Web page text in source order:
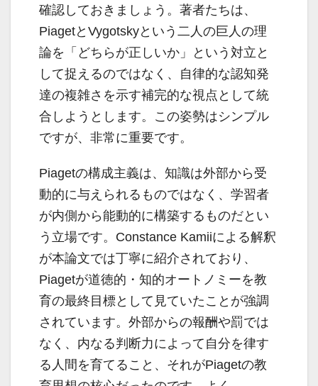
確認しておきましょう。著者たちは、
PiagetとVygotskyという二人の巨人の理
論を「どちらが正しいか」という対立と
して捉えるのではなく、自律的な認知発
達の複雑さを示す補完的な視点として統
合しようとします。この姿勢はシンプル
ですが、非常に重要です。
Piagetの構成主義は、知識は外部から受
動的に与えられるものではなく、学習者
が内側から能動的に構築するものだとい
う立場です。Constance Kamiiによる解釈
が本論文では丁寧に紹介されており、
Piagetが道徳的・知的オートノミーを教
育の最終目標として見ていたことが強調
されています。外部からの報酬や罰では
なく、内なる判断力によって自分を律す
る人間を育てること、それがPiagetの教